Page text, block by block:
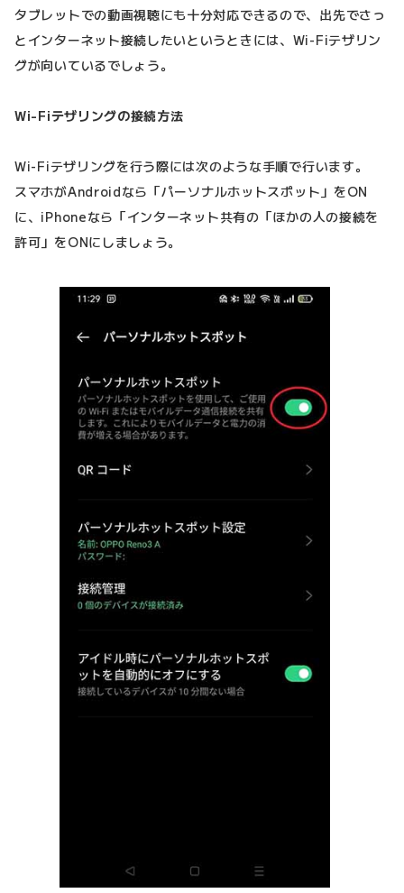
タブレットでの動画視聴にも十分対応できるので、出先でさっ
とインターネット接続したいというときには、Wi-Fiテザリン
グが向いているでしょう。
Wi-Fiテザリングの接続方法
Wi-Fiテザリングを行う際には次のような手順で行います。
スマホがAndroidなら「パーソナルホットスポット」をON
に、iPhoneなら「インターネット共有の「ほかの人の接続を
許可」をONにしましょう。